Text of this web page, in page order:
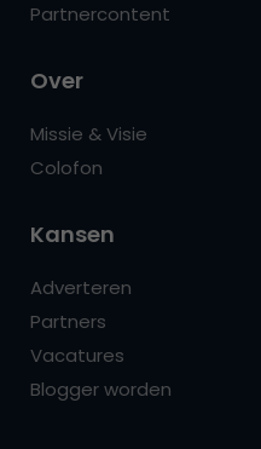
Partnercontent
Over
Missie & Visie
Colofon
Kansen
Adverteren
Partners
Vacatures
Blogger worden